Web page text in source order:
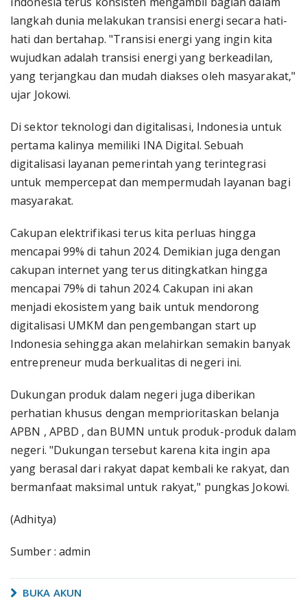
langkah dunia melakukan transisi energi secara hati-
hati dan bertahap. "Transisi energi yang ingin kita
wujudkan adalah transisi energi yang berkeadilan,
yang terjangkau dan mudah diakses oleh masyarakat,"
ujar Jokowi.
Di sektor teknologi dan digitalisasi, Indonesia untuk
pertama kalinya memiliki INA Digital. Sebuah
digitalisasi layanan pemerintah yang terintegrasi
untuk mempercepat dan mempermudah layanan bagi
masyarakat.
Cakupan elektrifikasi terus kita perluas hingga
mencapai 99% di tahun 2024. Demikian juga dengan
cakupan internet yang terus ditingkatkan hingga
mencapai 79% di tahun 2024. Cakupan ini akan
menjadi ekosistem yang baik untuk mendorong
digitalisasi UMKM dan pengembangan start up
Indonesia sehingga akan melahirkan semakin banyak
entrepreneur muda berkualitas di negeri ini.
Dukungan produk dalam negeri juga diberikan
perhatian khusus dengan memprioritaskan belanja
APBN , APBD , dan BUMN untuk produk-produk dalam
negeri. "Dukungan tersebut karena kita ingin apa
yang berasal dari rakyat dapat kembali ke rakyat, dan
bermanfaat maksimal untuk rakyat," pungkas Jokowi.
(Adhitya)
Sumber : admin
BUKA AKUN